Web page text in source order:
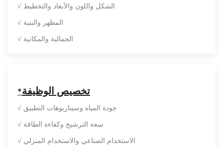
√ الشكل واللون والأبعاد والتخطيط
√ المظهر والبنية
√ الجمالية والمكانية
*تخصيص الوظيفة
√ جودة المياه وسيناريوهات التطبيق
√ سعة الترشيح وكفاءة الطاقة
√ الاستخدام الصناعي والاستخدام المنزلي